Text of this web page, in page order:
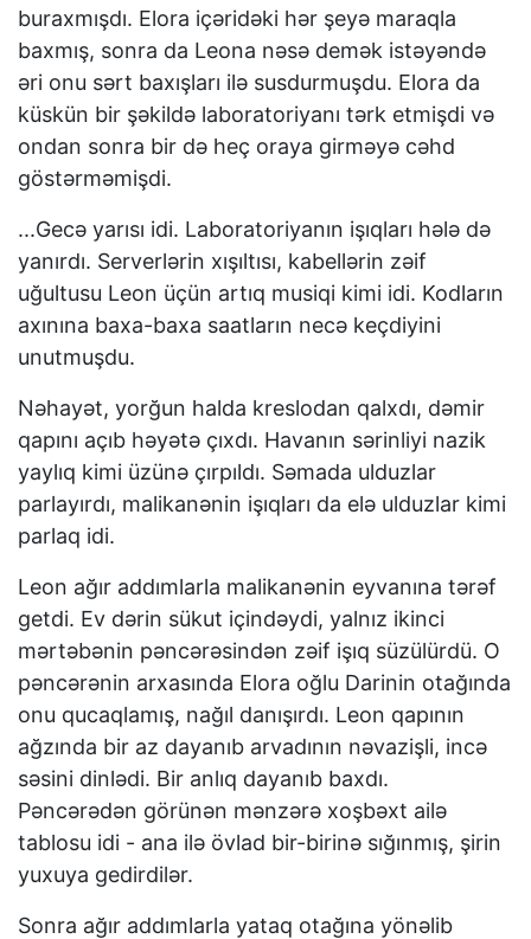
buraxmışdı. Elora içəridəki hər şeyə maraqla
baxmış, sonra da Leona nəsə demək istəyəndə
əri onu sərt baxışları ilə susdurmuşdu. Elora da
küskün bir şəkildə laboratoriyanı tərk etmişdi və
ondan sonra bir də heç oraya girməyə cəhd
göstərməmişdi.
...Gecə yarısı idi. Laboratoriyanın işıqları hələ də
yanırdı. Serverlərin xışıltısı, kabellərin zəif
uğultusu Leon üçün artıq musiqi kimi idi. Kodların
axınına baxa-baxa saatların necə keçdiyini
unutmuşdu.
Nəhayət, yorğun halda kreslodan qalxdı, dəmir
qapını açıb həyətə çıxdı. Havanın sərinliyi nazik
yaylıq kimi üzünə çırpıldı. Səmada ulduzlar
parlayırdı, malikanənin işıqları da elə ulduzlar kimi
parlaq idi.
Leon ağır addımlarla malikanənin eyvanına tərəf
getdi. Ev dərin sükut içindəydi, yalnız ikinci
mərtəbənin pəncərəsindən zəif işıq süzülürdü. O
pəncərənin arxasında Elora oğlu Darinin otağında
onu qucaqlamış, nağıl danışırdı. Leon qapının
ağzında bir az dayanıb arvadının nəvazişli, incə
səsini dinlədi. Bir anlıq dayanıb baxdı.
Pəncərədən görünən mənzərə xoşbəxt ailə
tablosu idi - ana ilə övlad bir-birinə sığınmış, şirin
yuxuya gedirdilər.
Sonra ağır addımlarla yataq otağına yönəlib